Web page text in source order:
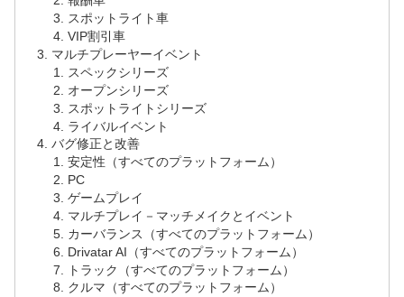
スポットライト車
VIP割引車
マルチプレーヤーイベント
スペックシリーズ
オープンシリーズ
スポットライトシリーズ
ライバルイベント
バグ修正と改善
安定性（すべてのプラットフォーム）
PC
ゲームプレイ
マルチプレイ－マッチメイクとイベント
カーバランス（すべてのプラットフォーム）
Drivatar AI（すべてのプラットフォーム）
トラック（すべてのプラットフォーム）
クルマ（すべてのプラットフォーム）